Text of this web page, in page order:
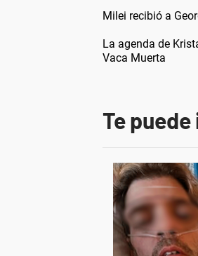
Milei recibió a
La agenda de
Vaca Muerta
Te